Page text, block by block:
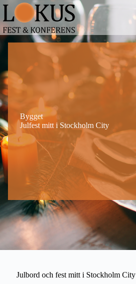
Hoppa
innehåll
Bygget
Julfest mitt i Stockholm City
Julbord och fest mitt i Stockholm City